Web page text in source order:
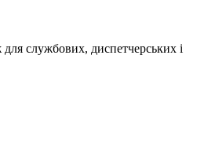
для службових, диспетчерських і